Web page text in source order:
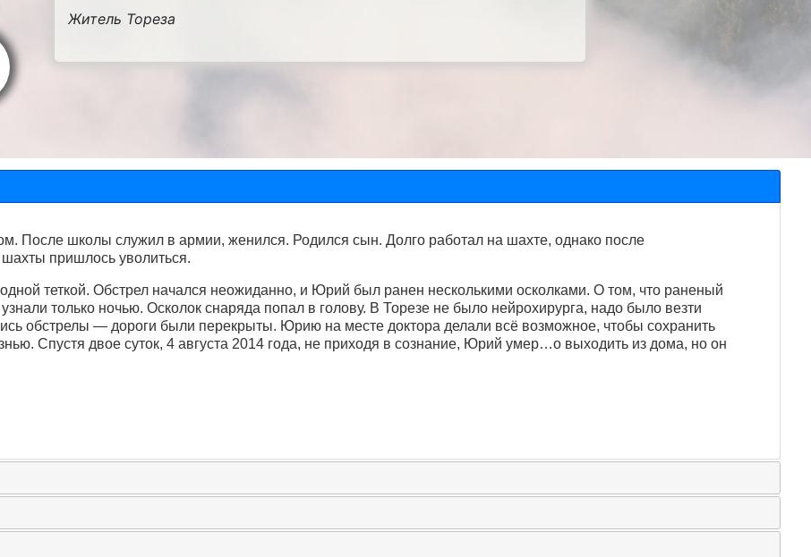
Житель Тореза
После школы служил в армии, женился. Родился сын. Долго работал на шахте, однако после
пришлось уволиться.
теткой. Обстрел начался неожиданно, и Юрий был ранен несколькими осколками. О том, что раненый
только ночью. Осколок снаряда попал в голову. В Торезе не было нейрохирурга, надо было везти
обстрелы — дороги были перекрыты. Юрию на месте доктора делали всё возможное, чтобы сохранить
Спустя двое суток, 4 августа 2014 года, не приходя в сознание, Юрий умер…о выходить из дома, но он